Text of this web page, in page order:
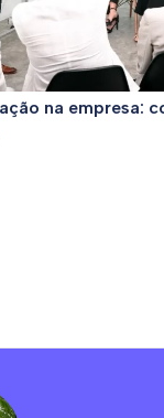
na empresa: